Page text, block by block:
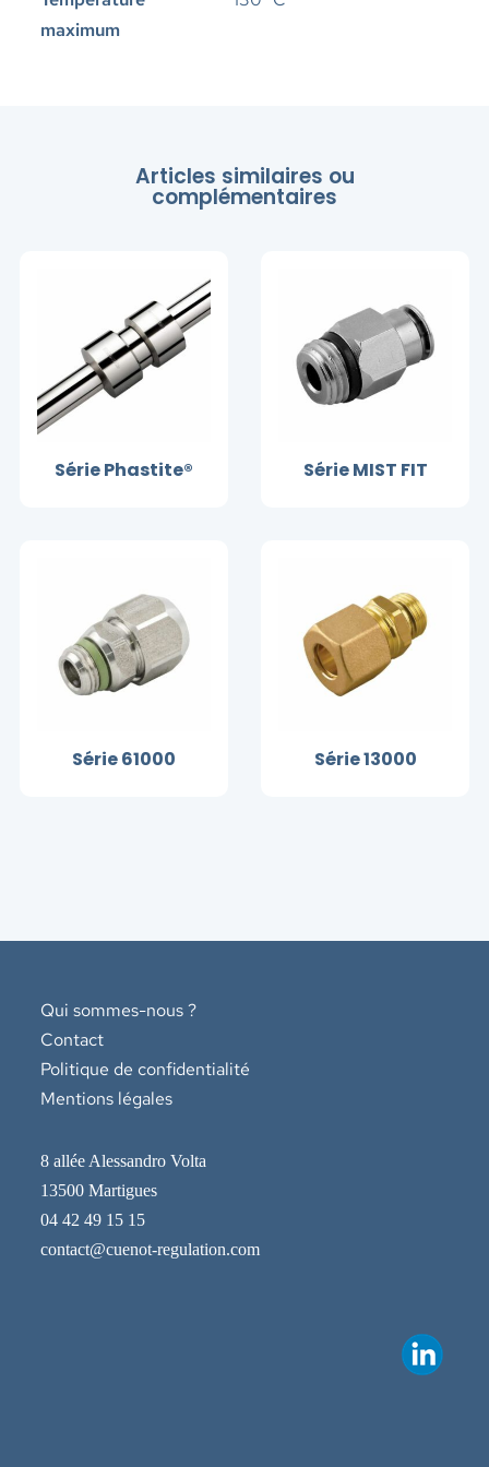
maximum
Articles similaires ou
complémentaires
Série Phastite® Série MIST FIT
Série 61000 Série 13000
Qui sommes-nous ?
Contact
Politique de confidentialité
Mentions légales
8 allée Alessandro Volta
13500 Martigues
04 42 49 15 15
contact@cuenot-regulation.com